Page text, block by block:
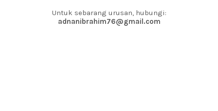
Untuk sebarang urusan, hubungi:
adnanibrahim76@gmail.com